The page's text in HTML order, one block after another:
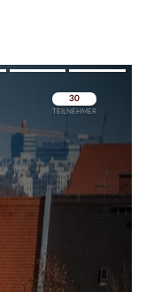
Überspringen